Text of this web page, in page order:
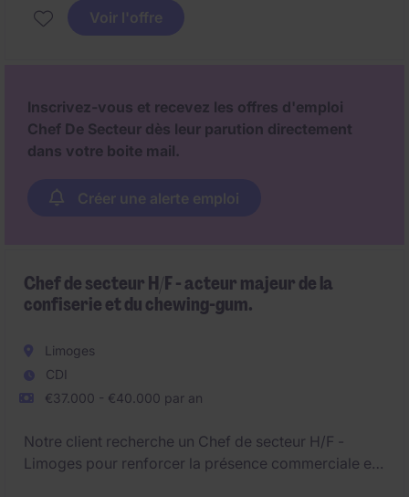
Dans le secteur des boissons énergisantes, cette
Voir l'offre
Inscrivez-vous et recevez les offres d'emploi
Chef De Secteur dès leur parution directement
dans votre boite mail.
Créer une alerte emploi
Chef de secteur H/F - acteur majeur de la
confiserie et du chewing-gum.
Limoges
CDI
€37.000 - €40.000 par an
Notre client recherche un Chef de secteur H/F -
Limoges pour renforcer la présence commerciale en